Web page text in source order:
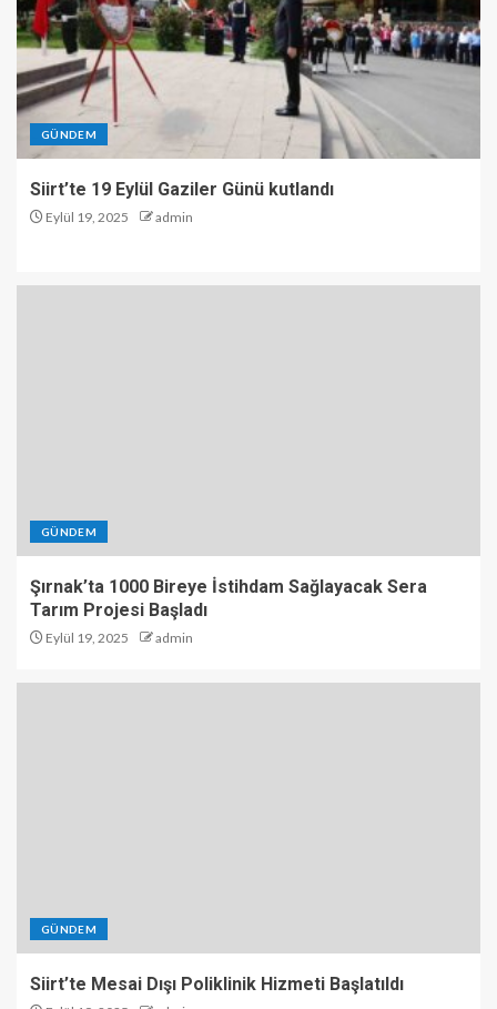
GÜNDEM
Siirt’te 19 Eylül Gaziler Günü kutlandı
Eylül 19, 2025 admin
GÜNDEM
Şırnak’ta 1000 Bireye İstihdam Sağlayacak Sera
Tarım Projesi Başladı
Eylül 19, 2025 admin
GÜNDEM
Siirt’te Mesai Dışı Poliklinik Hizmeti Başlatıldı